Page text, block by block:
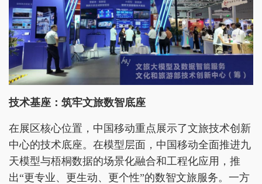
技术基座：筑牢文旅数智底座
在展区核心位置，中国移动重点展示了文旅技术创新
中心的技术底座。在模型层面，中国移动全面推进九
天模型与梧桐数据的场景化融合和工程化应用，推
出“更专业、更生动、更个性”的数智文旅服务。一方